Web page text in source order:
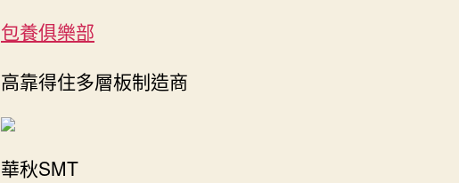
包養俱樂部
高靠得住多層板制造商
華秋SMT